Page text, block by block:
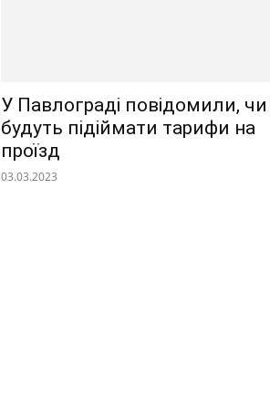
У Павлограді повідомили, чи
будуть підіймати тарифи на
проїзд
03.03.2023